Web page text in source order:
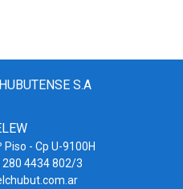
S.A
- Cp U-9100H
4434 802/3